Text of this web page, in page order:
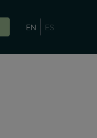
EN ES